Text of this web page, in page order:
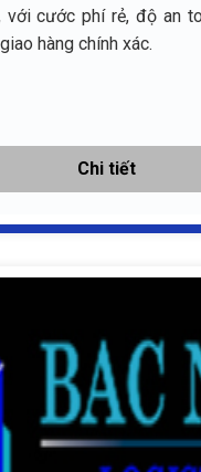
với cước phí rẻ, độ an
hàng chính xác.
Chi tiết